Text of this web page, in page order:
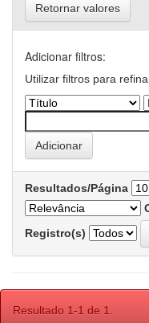
Retornar valores
Adicionar filtros:
Utilizar filtros para
Resultados/Página
Registro(s)
Resultado 1-1 de 1.